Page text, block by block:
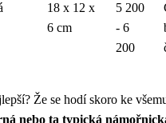
18 x 12 x
6 cm
5 200
- 6
200
Že se hodí skoro ke
nebo ta typická